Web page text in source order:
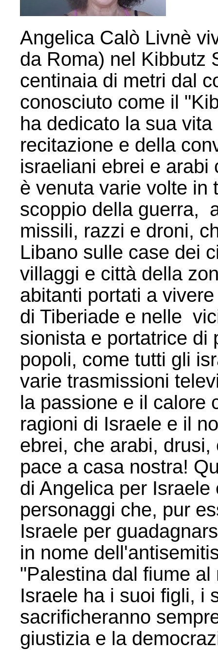
Angelica Calò Livnè
da Roma) nel Kibbutz
centinaia di metri dal
conosciuto come il
ha dedicato la sua
recitazione e della
israeliani ebrei e
è venuta varie volte in
scoppio della guerra,
missili, razzi e droni,
Libano sulle case dei
villaggi e città della
abitanti portati a
di Tiberiade e nelle
sionista e portatrice di
popoli, come tutti gli
varie trasmissioni
la passione e il calore
ragioni di Israele e il
ebrei, che arabi,
pace a casa nostra!
di Angelica per
personaggi che, pur
Israele per
in nome
"Palestina dal fiume
Israele ha i suoi figli, i
sacrificheranno
giustizia e la